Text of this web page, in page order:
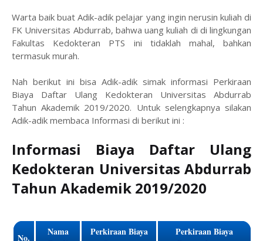
Warta baik buat Adik-adik pelajar yang ingin nerusin kuliah di
FK Universitas Abdurrab, bahwa uang kuliah di di lingkungan
Fakultas Kedokteran PTS ini tidaklah mahal, bahkan
termasuk murah.
Nah berikut ini bisa Adik-adik simak informasi Perkiraan
Biaya Daftar Ulang Kedokteran Universitas Abdurrab
Tahun Akademik 2019/2020. Untuk selengkapnya silakan
Adik-adik membaca Informasi di berikut ini :
Informasi Biaya Daftar Ulang
Kedokteran Universitas Abdurrab
Tahun Akademik 2019/2020
No.
Nama
Perkiraan Biaya
Perkiraan Biaya